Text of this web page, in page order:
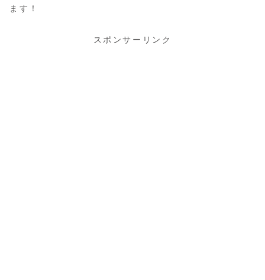
ます！
スポンサーリンク